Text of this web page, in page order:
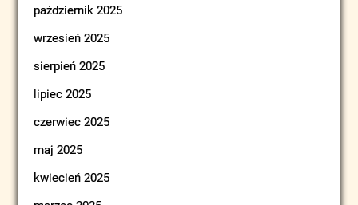
październik 2025
wrzesień 2025
sierpień 2025
lipiec 2025
czerwiec 2025
maj 2025
kwiecień 2025